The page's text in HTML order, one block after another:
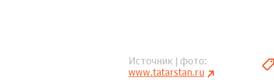
Источник | фото
www.tatarstan.ru